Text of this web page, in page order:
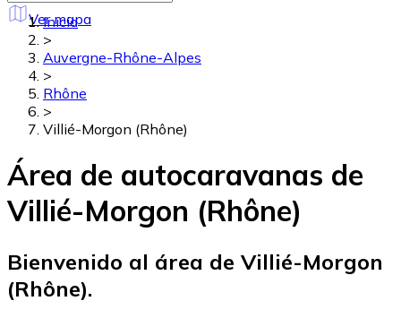
Ver mapa
Inicio
>
Auvergne-Rhône-Alpes
>
Rhône
>
Villié-Morgon (Rhône)
Área de autocaravanas de
Villié-Morgon (Rhône)
Bienvenido al área de Villié-Morgon
(Rhône).